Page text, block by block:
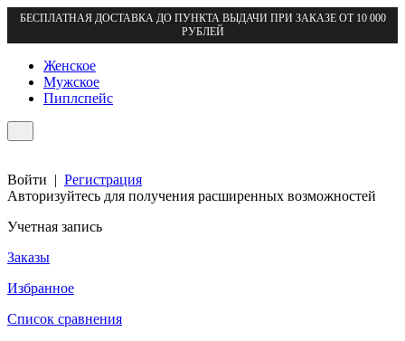
БЕСПЛАТНАЯ ДОСТАВКА ДО ПУНКТА ВЫДАЧИ ПРИ ЗАКАЗЕ ОТ 10 000
РУБЛЕЙ
Женское
Мужское
Пиплспейс
Войти | Регистрация
Авторизуйтесь для получения расширенных возможностей
Учетная запись
Заказы
Избранное
Список сравнения